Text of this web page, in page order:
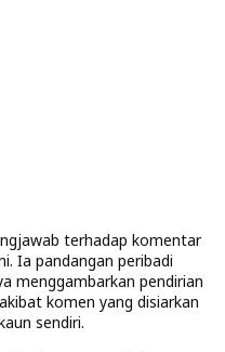
terhadap komentar
Ia pandangan peribadi
menggambarkan pendirian
komen yang disiarkan
sendiri.